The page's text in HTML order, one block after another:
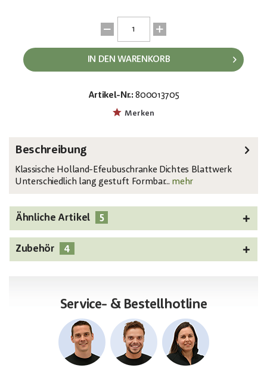
IN DEN WARENKORB
Artikel-Nr.: 800013705
Merken
Beschreibung
Klassische Holland-Efeubuschranke Dichtes Blattwerk
Unterschiedlich lang gestuft Formbar... mehr
Ähnliche Artikel 5
Zubehör 4
Service- & Bestellhotline